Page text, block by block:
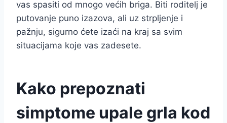
vas spasiti od mnogo većih briga. Biti roditelj je
putovanje puno izazova, ali uz strpljenje i
pažnju, sigurno ćete izaći na kraj sa svim
situacijama koje vas zadesete.
Kako prepoznati
simptome upale grla kod